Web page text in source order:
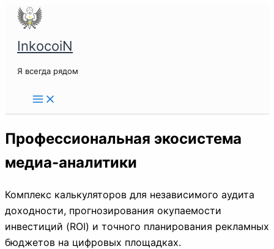
Перейти
содержимому
InkocoiN
Я всегда рядом
Профессиональная экосистема
медиа-аналитики
Комплекс калькуляторов для независимого аудита
доходности, прогнозирования окупаемости
инвестиций (ROI) и точного планирования рекламных
бюджетов на цифровых площадках.